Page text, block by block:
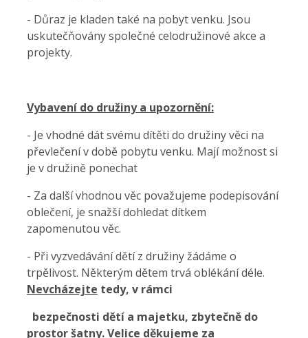
- Důraz je kladen také na pobyt venku. Jsou
uskutečňovány společné celodružinové akce a
projekty.
Vybavení do družiny a upozornění:
- Je vhodné dát svému dítěti do družiny věci na
převlečení v době pobytu venku. Mají možnost si
je v družině ponechat
- Za další vhodnou věc považujeme podepisování
oblečení, je snažší dohledat dítkem
zapomenutou věc.
- Při vyzvedávání dětí z družiny žádáme o
trpělivost. Některým dětem trvá oblékání déle.
Nevcházejte tedy, v rámci
bezpečnosti dětí a majetku, zbytečně do
prostor šatny. Velice děkujeme za